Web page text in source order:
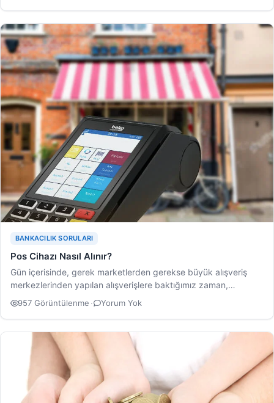
BANKACILIK SORULARI
Pos Cihazı Nasıl Alınır?
Gün içerisinde, gerek marketlerden gerekse büyük alışveriş
merkezlerinden yapılan alışverişlere baktığımız zaman,
ödemelerin büyük bir kısmının…
957 Görüntülenme · Yorum Yok